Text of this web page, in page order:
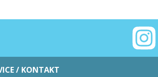
/ KONTAKT